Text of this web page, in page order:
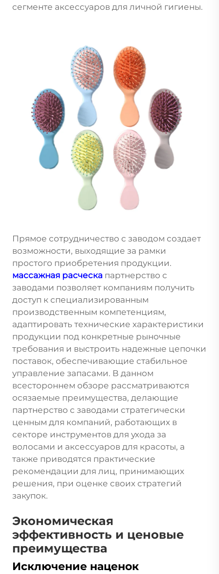
сегменте аксессуаров для личной гигиены.
Прямое сотрудничество с заводом создает
возможности, выходящие за рамки
простого приобретения продукции.
массажная расческа партнерство с
заводами позволяет компаниям получить
доступ к специализированным
производственным компетенциям,
адаптировать технические характеристики
продукции под конкретные рыночные
требования и выстроить надежные цепочки
поставок, обеспечивающие стабильное
управление запасами. В данном
всестороннем обзоре рассматриваются
осязаемые преимущества, делающие
партнерство с заводами стратегически
ценным для компаний, работающих в
секторе инструментов для ухода за
волосами и аксессуаров для красоты, а
также приводятся практические
рекомендации для лиц, принимающих
решения, при оценке своих стратегий
закупок.
Экономическая
эффективность и ценовые
преимущества
Исключение наценок